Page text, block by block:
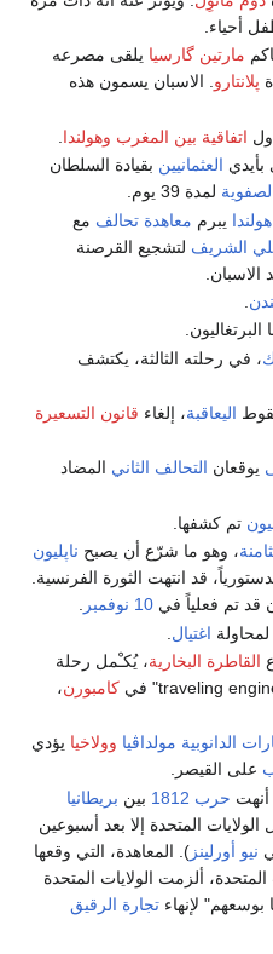
مارتين گارسيا يلقى مصرعه
پلانتارو. الاسبان يسمون هذه
اتفاقية بين المغرب وهولندا
العثمانيين بقيادة السلطان
لمدة 39 يوم.
هولندا يبرم معاهدة تحالف مع
الشريف لتشجيع القرصنة
الاسبان.
، في رحلته الثالثة، يكتشف
اليعاقبة، إلغاء قانون التسعيرة
يوقعان التحالف الثاني المضاد
تم كشفها.
، وهو ما شرّع أن يصبح ناپليون
قد انتهت الثورة الفرنسية.
قد تم فعلياً في10 نوفمبر
.
اغتيال
القاطرة البخارية، يُكـْمل رحلة
كامبورن،
الدانوبية مولداڤيا وولاخيا يؤدي
على القيصر.
أنهت حرب 1812 بين بريطانيا
الولايات المتحدة إلا بعد أسبوعين
نيو أورلينز). المعاهدة، التي وقعها
المتحدة، ألزمت الولايات المتحدة
بوسعهم" لإنهاءتجارة الرقيق